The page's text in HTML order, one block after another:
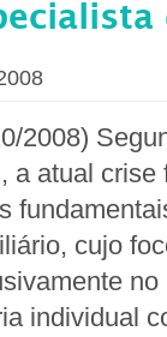
2008)
a atual crise
cujo
individual